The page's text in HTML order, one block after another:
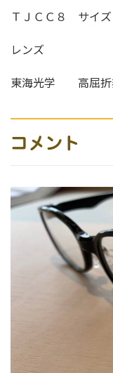
ＴＪＣＣ８ サイ
レンズ
東海光学 高屈折
コメント